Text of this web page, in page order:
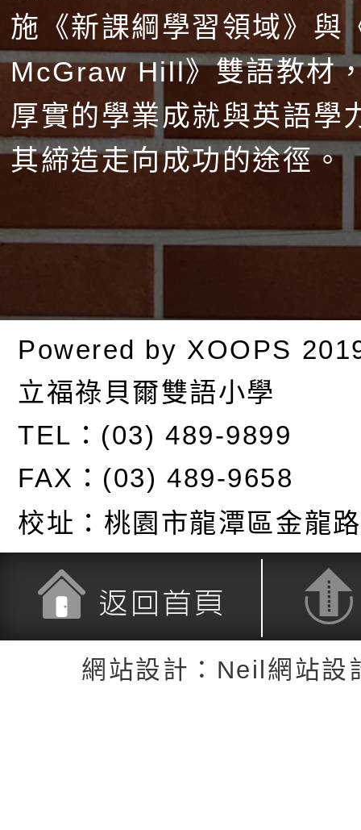
施《新課綱學習領域》與
McGraw Hill》雙語教材
厚實的學業成就與英語學
其締造走向成功的途徑。
Powered by XOOPS
立福祿貝爾雙語小學
TEL：(03) 489-9899
FAX：(03) 489-9658
校址： 桃園市龍潭區金龍
返回首頁 返回頂端
網站設計：Neil網站設